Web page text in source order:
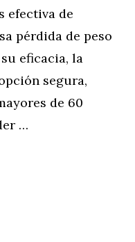
efectiva de
pérdida de peso
eficacia, la
segura,
de 60
…